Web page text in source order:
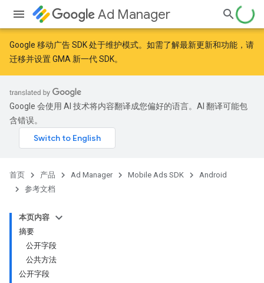
Ad Manager
Google 移动广告 SDK 处于维护模式。如需了解最新更新和功能，请
迁移并设置 GMA 新一代 SDK。
Google 会使用 AI 技术将内容翻译成您偏好的语言。AI 翻译可能包
含错误。
首页 产品 Ad Manager Mobile Ads SDK
Android
参考文档
本页内容
摘要
公开字段
公共方法
公开字段